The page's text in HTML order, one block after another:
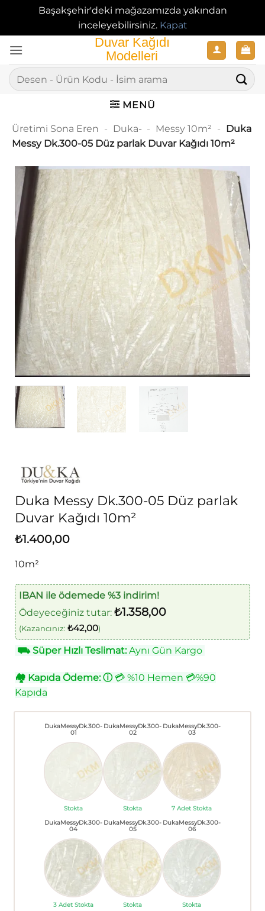
Başakşehir'deki mağazamızda yakından
inceleyebilirsiniz. Kapat
atla
Ara:
MENÜ
Üretimi Sona Eren - Duka- - Messy 10m² - Duka
Messy Dk.300-05 Düz parlak Duvar Kağıdı 10m²
Duka Messy Dk.300-05 Düz parlak
Duvar Kağıdı 10m²
₺1.400,00
10m²
IBAN ile ödemede %3 indirim!
Ödeyeceğiniz tutar: ₺1.358,00
(Kazancınız: ₺42,00)
⛟Süper Hızlı Teslimat:Aynı Gün Kargo
🏘 Kapıda Ödeme: ⓘ💳 %10 Hemen 💳%90
Kapıda
DukaMessyDk.300-
01
Stokta
DukaMessyDk.300-
02
Stokta
DukaMessyDk.300-
03
7 Adet Stokta
DukaMessyDk.300-
04
3 Adet Stokta
DukaMessyDk.300-
05
Stokta
DukaMessyDk.300-
06
Stokta